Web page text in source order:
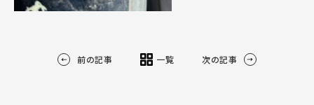
前の記事 一覧 次の記事